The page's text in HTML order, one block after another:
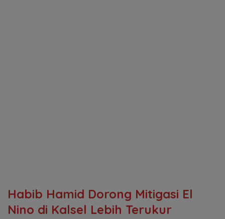
‎Habib Hamid Dorong Mitigasi El
Nino di Kalsel Lebih Terukur